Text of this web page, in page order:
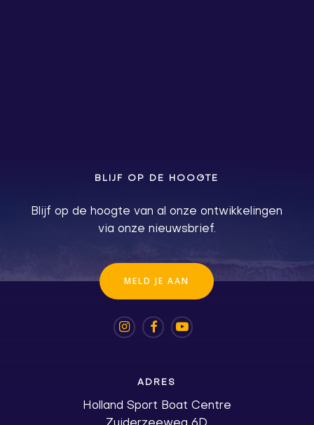
BLIJF OP DE HOOGTE
Blijf op de hoogte van al onze ontwikkelingen
via onze nieuwsbrief.
MELD JE AAN
ADRES
Holland Sport Boat Centre